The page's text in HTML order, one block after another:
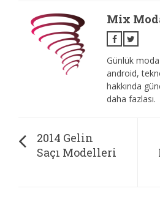
Mix
Günlük
android,
hakkında
daha fazlası.
2014 Gelin
Saçı Modelleri